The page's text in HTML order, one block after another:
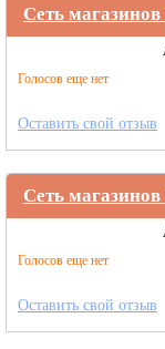
Сеть магазинов
Голосов еще нет
Оставить свой отзыв
Сеть магазинов
Голосов еще нет
Оставить свой отзыв